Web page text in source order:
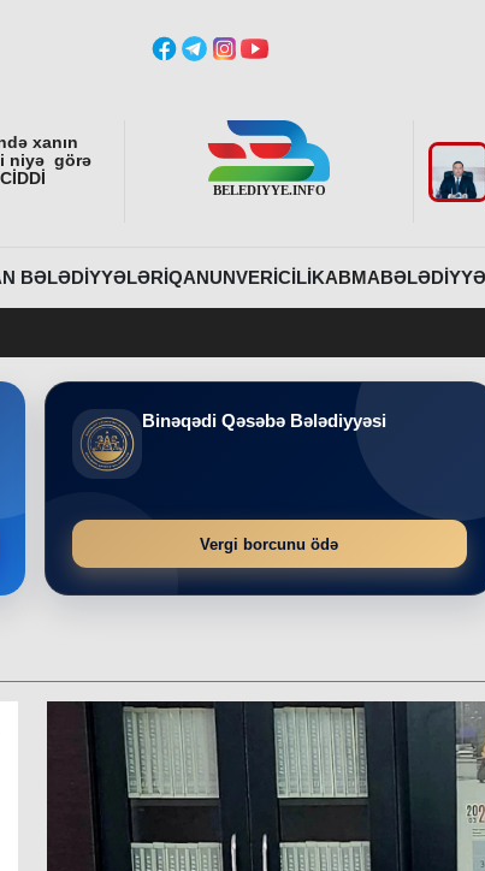
xanın
niyə görə
BƏLƏDIYYƏLƏRIQANUNVERICILIKABMA
Binəqədi Qəsəbə Bələdiyyəsi
Vergi borcunu ödə